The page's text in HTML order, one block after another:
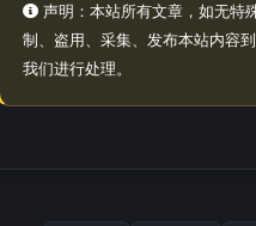
声明：本站所有文章，如无特
制、盗用、采集、发布本站内容
我们进行处理。